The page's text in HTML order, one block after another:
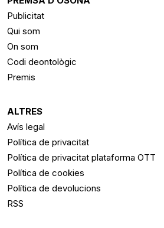
Publicitat
Qui som
On som
Codi deontològic
Premis
ALTRES
Avís legal
Política de privacitat
Política de privacitat plataforma OTT
Política de cookies
Política de devolucions
RSS